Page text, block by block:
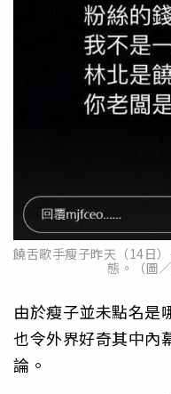
饒舌歌手瘦子昨天（14日
態。（圖
由於瘦子並未點名是
也令外界好奇其中內
論。